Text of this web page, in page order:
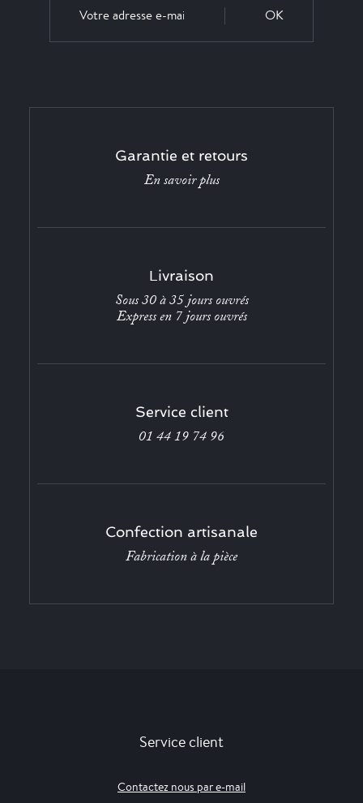
OK
Garantie et retours
En savoir plus
Livraison
Sous 30 à 35 jours ouvrés
Express en 7 jours ouvrés
Service client
01 44 19 74 96
Confection artisanale
Fabrication à la pièce
Service client
Contactez nous par e-mail